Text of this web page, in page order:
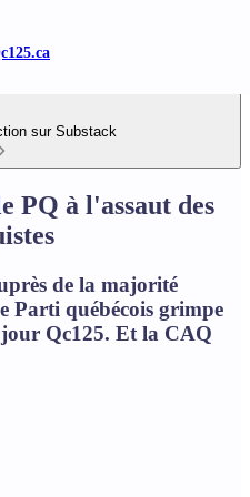
sur Substack
PQ à l'assaut des
de la majorité
Parti québécois grimpe
jour Qc125. Et la CAQ